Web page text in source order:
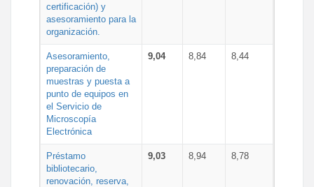
certificación) y
asesoramiento para la
organización.
Asesoramiento,
preparación de
muestras y puesta a
punto de equipos en
el Servicio de
Microscopía
Electrónica
9,04 8,84 8,44
Préstamo
bibliotecario,
renovación, reserva,
9,03 8,94 8,78